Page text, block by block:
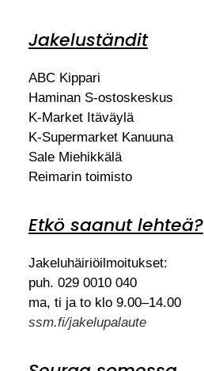
Jakeluständit
ABC Kippari
Haminan S-ostoskeskus
K-Market Itäväylä
K-Supermarket Kanuuna
Sale Miehikkälä
Reimarin toimisto
Etkö saanut lehteä?
Jakeluhäiriöilmoitukset:
puh. 029 0010 040
ma, ti ja to klo 9.00–14.00
ssm.fi/jakelupalaute